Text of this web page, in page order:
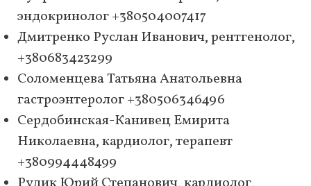
эндокринолог +380504007417
Дмитренко Руслан Иванович, рентгенолог,
+380683423299
Соломенцева Татьяна Анатольевна
гастроэнтеролог +380506346496
Сердобинская-Канивец Емирита
Николаевна, кардиолог, терапевт
+380994448499